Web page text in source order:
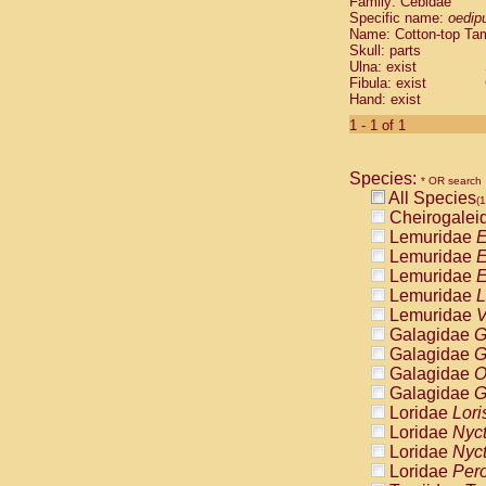
Cebidae
Cebidae
Cebidae
Cebidae
Cebidae
Cebidae
Cebidae
Cebidae
Cebidae
Cebidae
Cebidae
Cebidae
Atelidae
Atelidae
Atelidae
Atelidae
Atelidae
Atelidae
Atelidae
Atelidae
Atelidae
Atelidae
Pitheciidae
Specific name:
Name: Cotton-top
Skull: parts
Ulna: exist
Fibula: exist
Hand: exist
1 - 1 of 1
Species: * OR search
All Species
Lemuridae
Lemuridae
Lemuridae
Lemuridae
Lemuridae
Galagidae
Galagidae
Galagidae
Galagidae
Loridae
Loridae
Loridae
Loridae